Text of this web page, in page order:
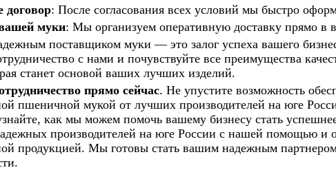
договор: После согласования всех условий мы быстро
муки: Мы организуем оперативную доставку прямо в
поставщиком муки — это залог успеха вашего
с нами и почувствуйте все преимущества
станет основой ваших лучших изделий.
прямо сейчас. Не упустите возможность
пшеничной мукой от лучших производителей на юге
как мы можем помочь вашему бизнесу стать
производителей на юге России с нашей помощью и
продукцией. Мы готовы стать вашим надежным